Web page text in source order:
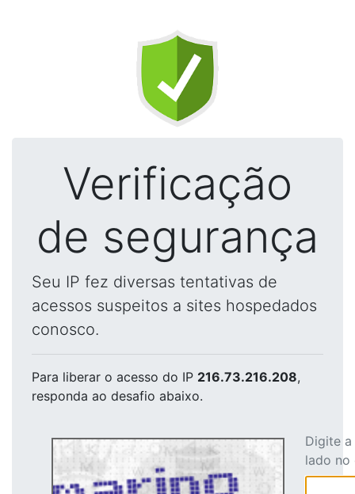
Verificação
de segurança
Seu IP fez diversas tentativas de
acessos suspeitos a sites hospedados
conosco.
Para liberar o acesso do IP 216.73.216.208,
responda ao desafio abaixo.
Digite
lado no